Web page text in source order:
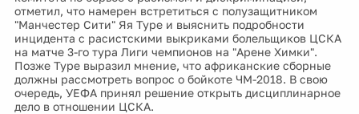
отметил, что намерен встретиться с полузащитником
"Манчестер Сити" Яя Туре и выяснить подробности
инцидента с расистскими выкриками болельщиков ЦСКА
на матче 3-го тура Лиги чемпионов на "Арене Химки".
Позже Туре выразил мнение, что африканские сборные
должны рассмотреть вопрос о бойкоте ЧМ-2018. В свою
очередь, УЕФА принял решение открыть дисциплинарное
дело в отношении ЦСКА.